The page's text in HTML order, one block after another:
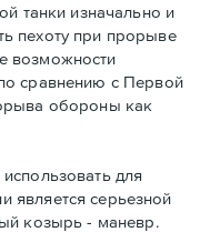
танки изначально и
пехоту при прорыве
возможности
сравнению с Первой
обороны как
для
является серьезной
козырь - маневр.